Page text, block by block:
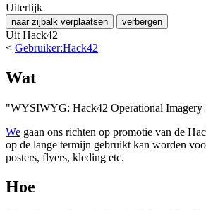
Uiterlijk
naar zijbalk verplaatsen verbergen
Uit Hack42
< Gebruiker:Hack42
Wat
"WYSIWYG: Hack42 Operational
We gaan ons richten op promotie van de
op de lange termijn gebruikt kan worden
posters, flyers, kleding etc.
Hoe